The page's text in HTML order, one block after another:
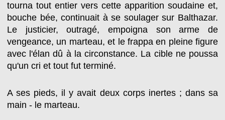
tourna tout entier vers cette apparition soudaine et,
bouche bée, continuait à se soulager sur Balthazar.
Le justicier, outragé, empoigna son arme de
vengeance, un marteau, et le frappa en pleine figure
avec l'élan dû à la circonstance. La cible ne poussa
qu'un cri et tout fut terminé.
A ses pieds, il y avait deux corps inertes ; dans sa
main - le marteau.